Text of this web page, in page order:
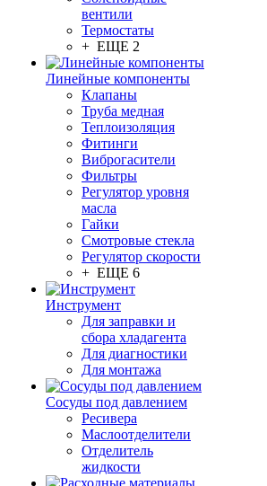
вентили
Термостаты
+ ЕЩЕ 2
Линейные компоненты
Клапаны
Труба медная
Теплоизоляция
Фитинги
Виброгасители
Фильтры
Регулятор уровня
масла
Гайки
Смотровые стекла
Регулятор скорости
+ ЕЩЕ 6
Инструмент
Для заправки и
сбора хладагента
Для диагностики
Для монтажа
Сосуды под давлением
Ресивера
Маслоотделители
Отделитель
жидкости